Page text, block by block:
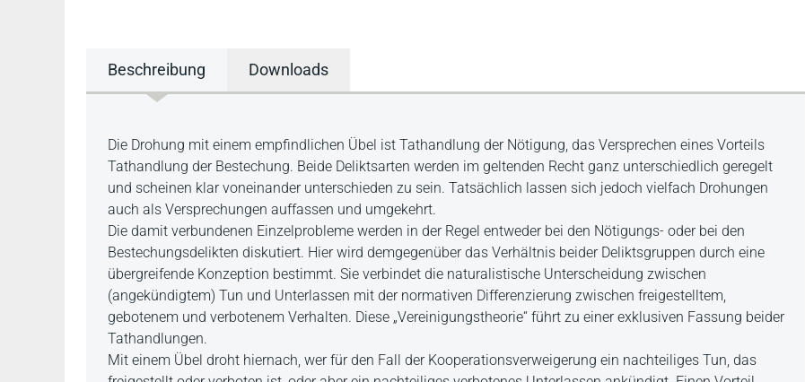
Beschreibung Downloads
Beschreibung
Die Drohung mit einem empfindlichen Übel ist Tathandlung der Nötigung, das Versprechen eines Vorteils
Tathandlung der Bestechung. Beide Deliktsarten werden im geltenden Recht ganz unterschiedlich geregelt
und scheinen klar voneinander unterschieden zu sein. Tatsächlich lassen sich jedoch vielfach Drohungen
auch als Versprechungen auffassen und umgekehrt.
Die damit verbundenen Einzelprobleme werden in der Regel entweder bei den Nötigungs- oder bei den
Bestechungsdelikten diskutiert. Hier wird demgegenüber das Verhältnis beider Deliktsgruppen durch eine
übergreifende Konzeption bestimmt. Sie verbindet die naturalistische Unterscheidung zwischen
(angekündigtem) Tun und Unterlassen mit der normativen Differenzierung zwischen freigestelltem,
gebotenem und verbotenem Verhalten. Diese „Vereinigungstheorie“ führt zu einer exklusiven Fassung beider
Tathandlungen.
Mit einem Übel droht hiernach, wer für den Fall der Kooperationsverweigerung ein nachteiliges Tun, das